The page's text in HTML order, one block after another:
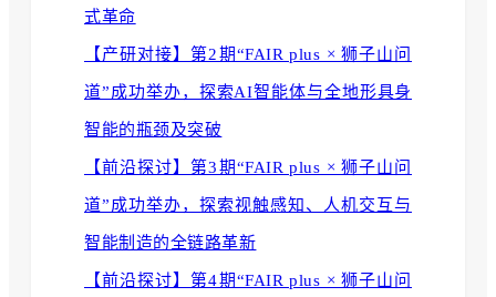
式革命
【产研对接】第2期“FAIR plus × 狮子山问
道”成功举办，探索AI智能体与全地形具身
智能的瓶颈及突破
【前沿探讨】第3期“FAIR plus × 狮子山问
道”成功举办，探索视触感知、人机交互与
智能制造的全链路革新
【前沿探讨】第4期“FAIR plus × 狮子山问